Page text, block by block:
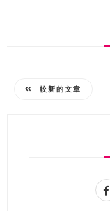
較新的文章